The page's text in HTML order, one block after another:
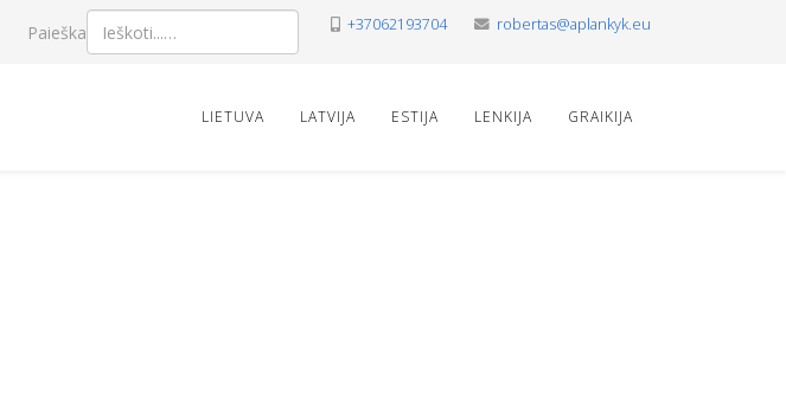
Paieška +37062193704 robertas@aplankyk.eu
LIETUVA LATVIJA ESTIJA LENKIJA GRAIKIJA